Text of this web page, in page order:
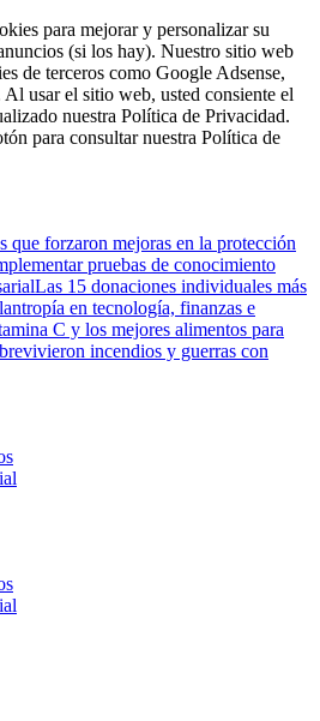
para mejorar y personalizar su
(si los hay). Nuestro sitio web
de terceros como Google Adsense,
usar el sitio web, usted consiente el
nuestra Política de Privacidad.
para consultar nuestra Política de
que forzaron mejoras en la protección
pruebas de conocimiento
Las 15 donaciones individuales más
en tecnología, finanzas e
C y los mejores alimentos para
incendios y guerras con